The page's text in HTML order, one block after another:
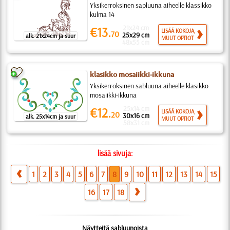
alk. 21x24cm ja suur
Yksikerroksinen sapluuna aiheelle klassikko
kulma 14
€13.70 25x29 cm
LISÄÄ KOKOJA,
MUUT OPTIOT
alk. 25x14cm ja suur
klasikko mosaiikki-ikkuna
Yksikerroksinen sabluuna aiheelle klasikko
mosaiikki-ikkuna
€12.20 30x16 cm
LISÄÄ KOKOJA,
MUUT OPTIOT
lisää sivuja:
1 2 3 4 5 6 7 8 9 10 11 12 13 14
15
16
17 18
Näytteitä sabluunoista